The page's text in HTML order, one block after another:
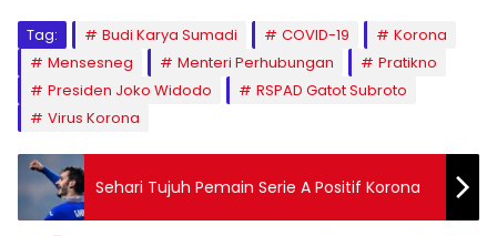
Tag: Budi Karya Sumadi COVID-19
Korona
Mensesneg
Menteri Perhubungan
Pratikno
Presiden Joko Widodo
RSPAD Gatot Subroto
Virus Korona
Sehari Tujuh Pemain Serie A Positif Korona